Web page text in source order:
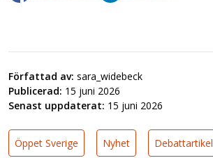
Författad av: sara_widebeck
Publicerad: 15 juni 2026
Senast uppdaterat: 15 juni 2026
Öppet Sverige Nyhet Debattartikel